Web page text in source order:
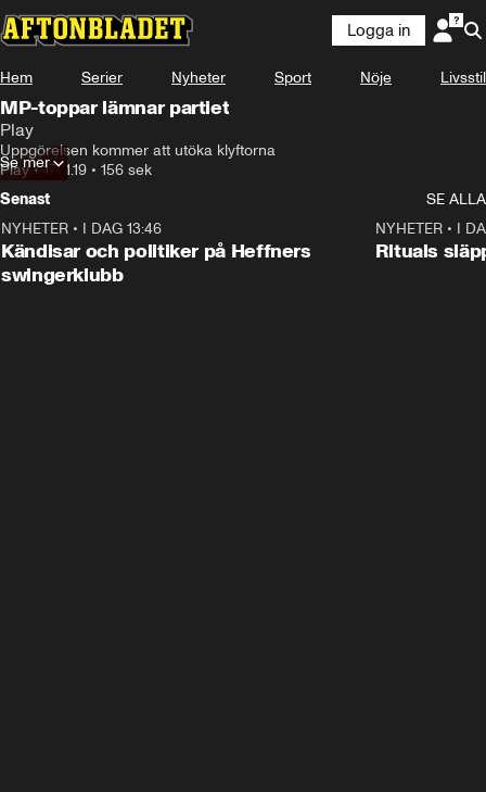
Logga in
Hem Serier Nyheter Sport Nöje Livsstil
MP-toppar lämnar partiet
Play
Uppgörelsen kommer att utöka klyftorna
Play•17.01.19 • 156 sek
Se mer
Senast
SE ALLA
NYHETER • I DAG 13:46
Kändisar och politiker på Heffners
swingerklubb
NYHETER• I
Rituals